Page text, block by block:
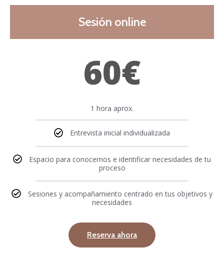
Sesión online
60€
1 hora aprox.
Entrevista inicial individualizada
Espacio para conocernos e identificar necesidades de tu
proceso
Sesiones y acompañamiento centrado en tus objetivos y
necesidades
Reserva ahora